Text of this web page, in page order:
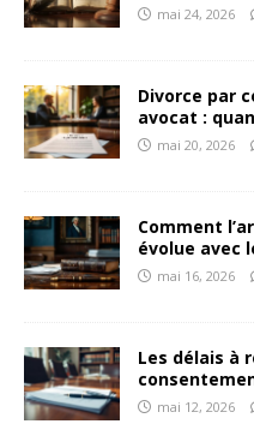
mai 24, 2026
Divorce par
avocat :
mai 20, 2026
Comment
évolue avec
mai 16, 2026
Les délais à
mai 12, 2026